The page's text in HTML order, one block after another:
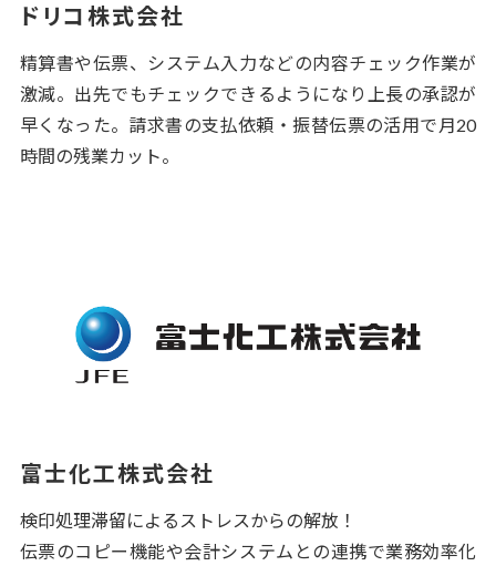
ドリコ株式会社
精算書や伝票、システム入力などの内容チェック作業が
激減。出先でもチェックできるようになり上長の承認が
早くなった。請求書の支払依頼・振替伝票の活用で月20
時間の残業カット。
富士化工株式会社
検印処理滞留によるストレスからの解放！
伝票のコピー機能や会計システムとの連携で業務効率化